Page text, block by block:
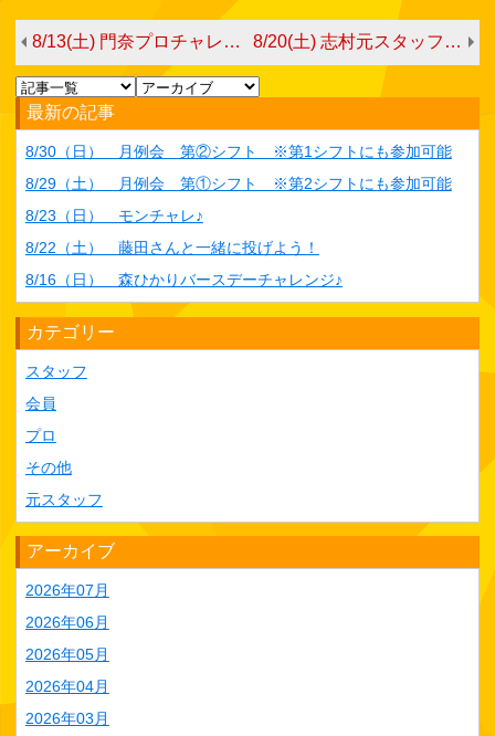
8/13(土) 門奈プロチャレンジ 8/20(土) 志村元スタッフチャレンジ
最新の記事
8/30（日） 月例会 第②シフト ※第1シフトにも参加可能
8/29（土） 月例会 第①シフト ※第2シフトにも参加可能
8/23（日） モンチャレ♪
8/22（土） 藤田さんと一緒に投げよう！
8/16（日） 森ひかりバースデーチャレンジ♪
カテゴリー
スタッフ
会員
プロ
その他
元スタッフ
アーカイブ
2026年07月
2026年06月
2026年05月
2026年04月
2026年03月